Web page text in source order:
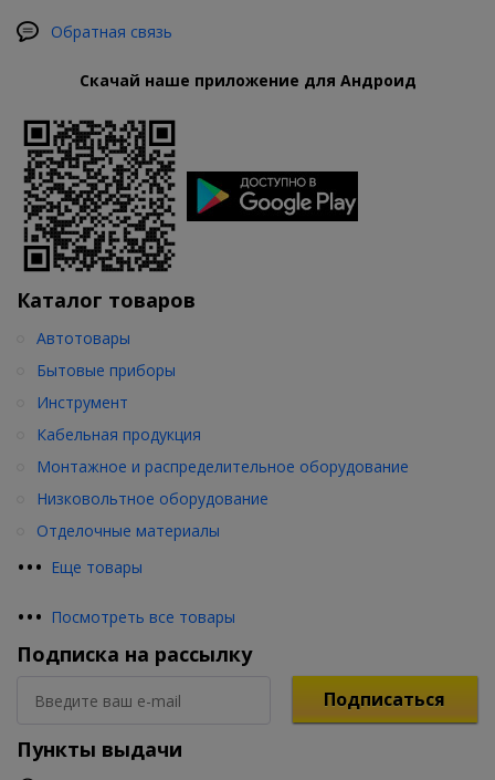
Обратная связь
Скачай наше приложение для Андроид
Каталог товаров
••• Еще товары
Автотовары
Бытовые приборы
Инструмент
Кабельная продукция
Монтажное и распределительное оборудование
Низковольтное оборудование
Отделочные материалы
••• Посмотреть все товары
Подписка на рассылку
Подписаться
Пункты выдачи